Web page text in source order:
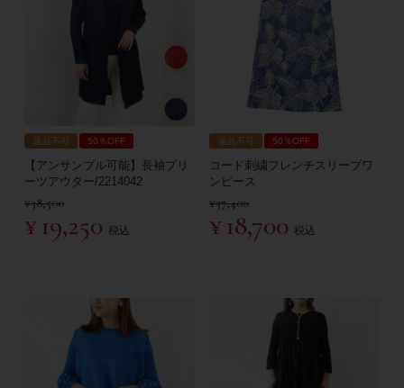
返品不可 50％OFF
【アンサンブル可能】長袖プリ
ーツアウター/2214042
¥38,500
¥ 19,250 税込
返品不可 50％OFF
コード刺繍フレンチスリーブワ
ンピース
¥37,400
¥ 18,700 税込